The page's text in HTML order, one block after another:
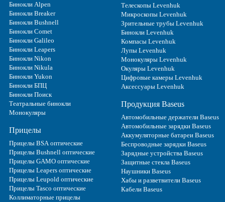
Бинокли Alpen
Бинокли Breaker
Бинокли Bushnell
Бинокли Comet
Бинокли Galileo
Бинокли Leapers
Бинокли Nikon
Бинокли Nikula
Бинокли Yukon
Бинокли БПЦ
Бинокли Поиск
Театральные бинокли
Монокуляры
Прицелы
Прицелы BSA оптические
Прицелы Bushnell оптические
Прицелы GAMO оптические
Прицелы Leapers оптические
Прицелы Leupold оптические
Прицелы Tasco оптические
Коллиматорные прицелы
Телескопы Levenhuk
Микроскопы Levenhuk
Зрительные трубы Levenhuk
Бинокли Levenhuk
Компасы Levenhuk
Лупы Levenhuk
Монокуляры Levenhuk
Окуляры Levenhuk
Цифровые камеры Levenhuk
Аксессуары Levenhuk
Продукция Baseus
Автомобильные держатели Baseus
Автомобильные зарядки Baseus
Аккумуляторные батареи Baseus
Беспроводные зарядки Baseus
Зарядные устройства Baseus
Защитные стекла Baseus
Наушники Baseus
Хабы и разветвители Baseus
Кабели Baseus